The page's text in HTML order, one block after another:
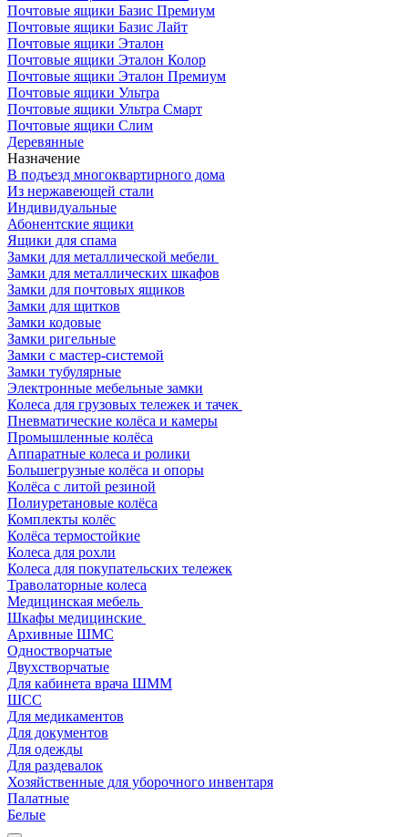
Почтовые ящики Базис Премиум
Почтовые ящики Базис Лайт
Почтовые ящики Эталон
Почтовые ящики Эталон Колор
Почтовые ящики Эталон Премиум
Почтовые ящики Ультра
Почтовые ящики Ультра Смарт
Почтовые ящики Слим
Деревянные
Назначение
В подъезд многоквартирного дома
Из нержавеющей стали
Индивидуальные
Абонентские ящики
Ящики для спама
Замки для металлической мебели
Замки для металлических шкафов
Замки для почтовых ящиков
Замки для щитков
Замки кодовые
Замки ригельные
Замки с мастер-системой
Замки тубулярные
Электронные мебельные замки
Колеса для грузовых тележек и тачек
Пневматические колёса и камеры
Промышленные колёса
Аппаратные колеса и ролики
Большегрузные колёса и опоры
Колёса с литой резиной
Полиуретановые колёса
Комплекты колёс
Колёса термостойкие
Колеса для рохли
Колеса для покупательских тележек
Траволаторные колеса
Медицинская мебель
Шкафы медицинские
Архивные ШМС
Одностворчатые
Двухстворчатые
Для кабинета врача ШММ
ШСС
Для медикаментов
Для документов
Для одежды
Для раздевалок
Хозяйственные для уборочного инвентаря
Палатные
Белые